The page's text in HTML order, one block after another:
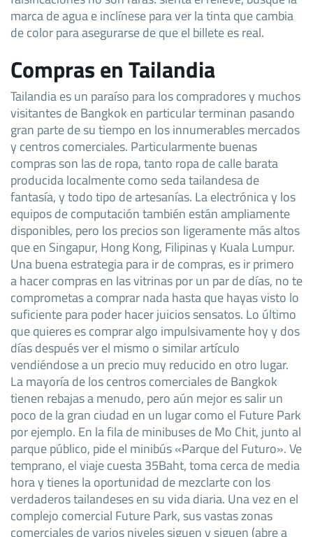
marca de agua e inclínese para ver la tinta que cambia
de color para asegurarse de que el billete es real.
Compras en Tailandia
Tailandia es un paraíso para los compradores y muchos
visitantes de Bangkok en particular terminan pasando
gran parte de su tiempo en los innumerables mercados
y centros comerciales. Particularmente buenas
compras son las de ropa, tanto ropa de calle barata
producida localmente como seda tailandesa de
fantasía, y todo tipo de artesanías. La electrónica y los
equipos de computación también están ampliamente
disponibles, pero los precios son ligeramente más altos
que en Singapur, Hong Kong, Filipinas y Kuala Lumpur.
Una buena estrategia para ir de compras, es ir primero
a hacer compras en las vitrinas por un par de días, no te
comprometas a comprar nada hasta que hayas visto lo
suficiente para poder hacer juicios sensatos. Lo último
que quieres es comprar algo impulsivamente hoy y dos
días después ver el mismo o similar artículo
vendiéndose a un precio muy reducido en otro lugar.
La mayoría de los centros comerciales de Bangkok
tienen rebajas a menudo, pero aún mejor es salir un
poco de la gran ciudad en un lugar como el Future Park
por ejemplo. En la fila de minibuses de Mo Chit, junto al
parque público, pide el minibús «Parque del Futuro». Ve
temprano, el viaje cuesta 35Baht, toma cerca de media
hora y tienes la oportunidad de mezclarte con los
verdaderos tailandeses en su vida diaria. Una vez en el
complejo comercial Future Park, sus vastas zonas
comerciales de varios niveles siguen y siguen (abre a